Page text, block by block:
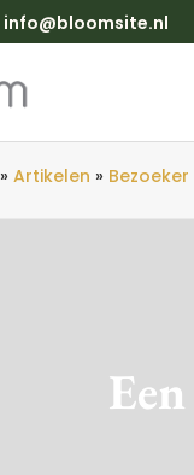
info@bloomsite.nl
»Artikelen »